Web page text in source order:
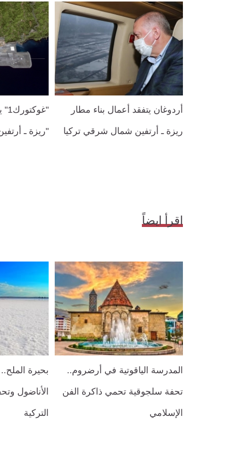
أردوغان يتفقد أعمال بناء مطار
ريزة ـ أرتفين شمال شرقي تركيا "ريزة ـ
اقرأ ايضاً
المدرسة الياقوتية في أرضروم..
تحفة سلجوقية تحمي ذاكرة الفن
الإسلامي
بحيرة
الأناضول
التركية